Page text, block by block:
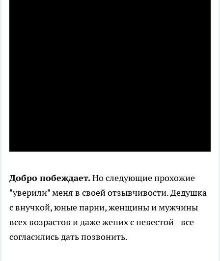
Добро побеждает.Но следующие прохожие
"уверили" меня в своей отзывчивости. Дедушка
с внучкой, юные парни, женщины и мужчины
всех возрастов и даже жених с невестой - все
согласились дать позвонить.